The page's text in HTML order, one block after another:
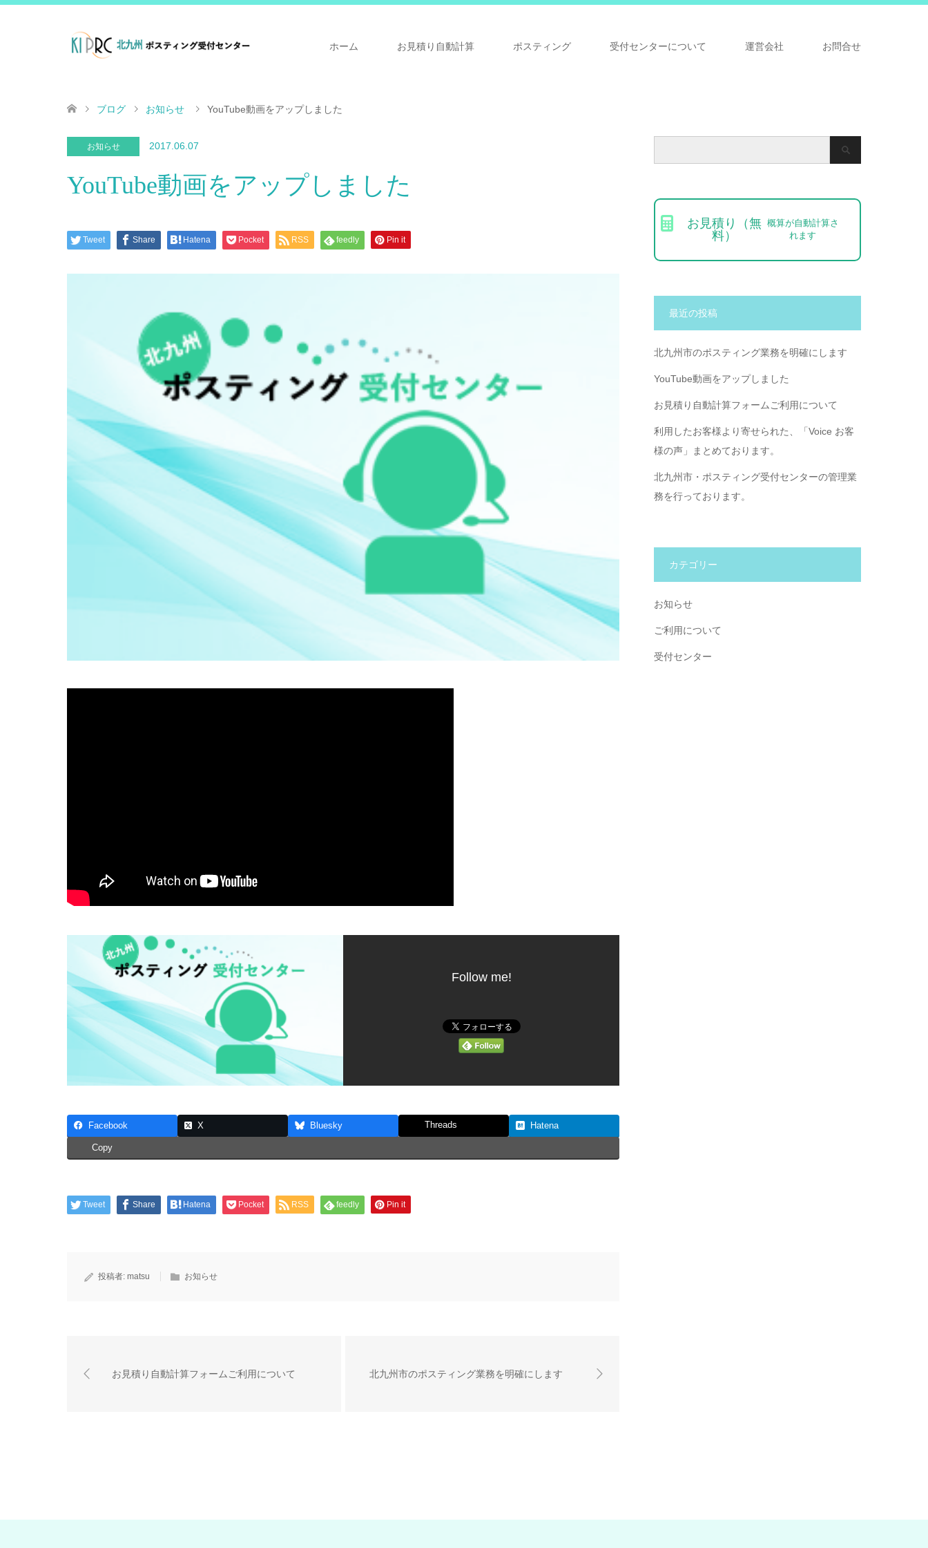
ホーム お見積り自動計算 ポスティング 受付センターについて 運営会社 お問合せ
ブログ お知らせ YouTube動画をアップしました
お知らせ 2017.06.07
YouTube動画をアップしました
Tweet Share Hatena Pocket RSS feedly Pin it
Follow me!
Facebook X Bluesky Threads Hatena
Copy
Tweet Share Hatena Pocket RSS feedly Pin it
投稿者: matsu お知らせ
お見積り自動計算フォームご利用について 北九州市のポスティング業務を明確にします
お見積り（無
料）
概算が自動計算さ
れます
最近の投稿
北九州市のポスティング業務を明確にします
YouTube動画をアップしました
お見積り自動計算フォームご利用について
利用したお客様より寄せられた、「Voice お客
様の声」まとめております。
北九州市・ポスティング受付センターの管理業
務を行っております。
カテゴリー
お知らせ
ご利用について
受付センター